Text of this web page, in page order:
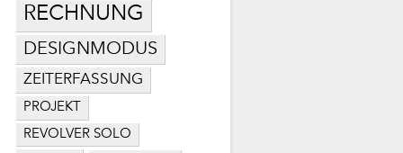
RECHNUNG
DESIGNMODUS
ZEITERFASSUNG
PROJEKT
REVOLVER SOLO